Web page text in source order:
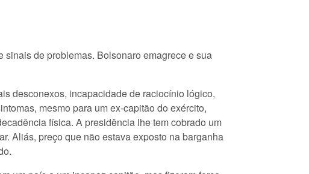
de problemas. Bolsonaro emagrece e sua
desconexos, incapacidade de raciocínio lógico,
mesmo para um ex-capitão do exército,
física. A presidência lhe tem cobrado um
Aliás, preço que não estava exposto na barganha